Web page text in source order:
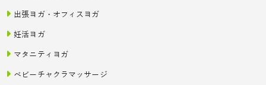
出張ヨガ・オフィスヨガ
妊活ヨガ
マタニティヨガ
ベビーチャクラマッサージ